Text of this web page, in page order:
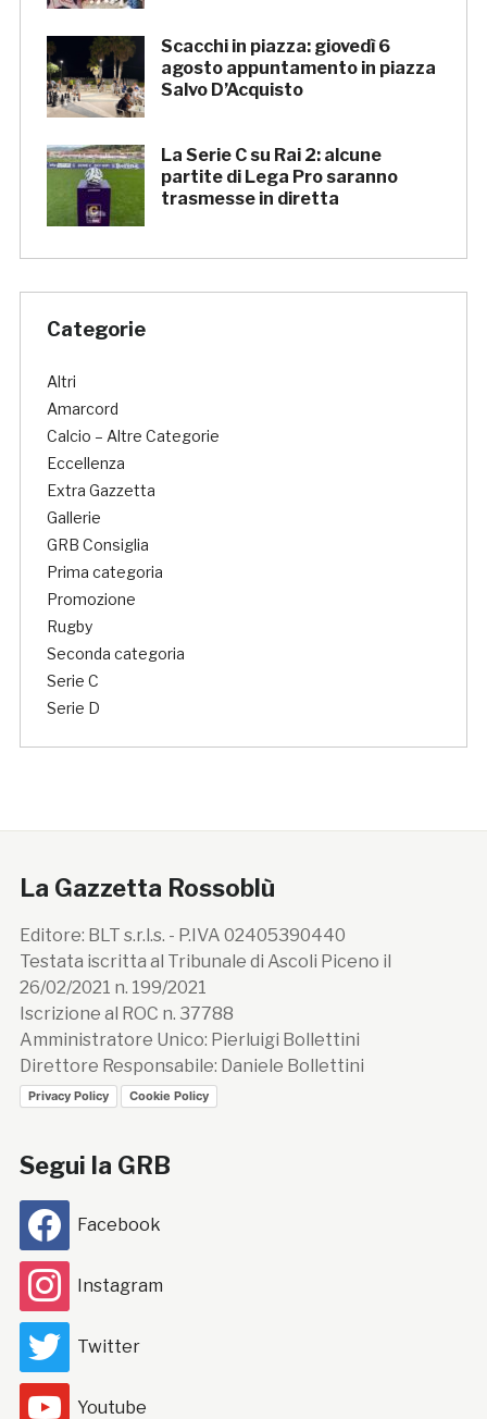
Scacchi in piazza: giovedì 6
agosto appuntamento in piazza
Salvo D’Acquisto
La Serie C su Rai 2: alcune
partite di Lega Pro saranno
trasmesse in diretta
Categorie
Altri
Amarcord
Calcio – Altre Categorie
Eccellenza
Extra Gazzetta
Gallerie
GRB Consiglia
Prima categoria
Promozione
Rugby
Seconda categoria
Serie C
Serie D
La Gazzetta Rossoblù
Editore: BLT s.r.l.s. - P.IVA 02405390440
Testata iscritta al Tribunale di Ascoli Piceno il
26/02/2021 n. 199/2021
Iscrizione al ROC n. 37788
Amministratore Unico: Pierluigi Bollettini
Direttore Responsabile: Daniele Bollettini
Privacy Policy Cookie Policy
Segui la GRB
Facebook
Instagram
Twitter
Youtube